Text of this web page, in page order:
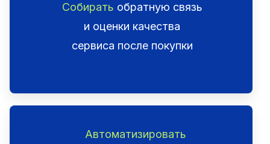
Собирать обратную связь
и оценки качества
сервиса после покупки
Автоматизировать